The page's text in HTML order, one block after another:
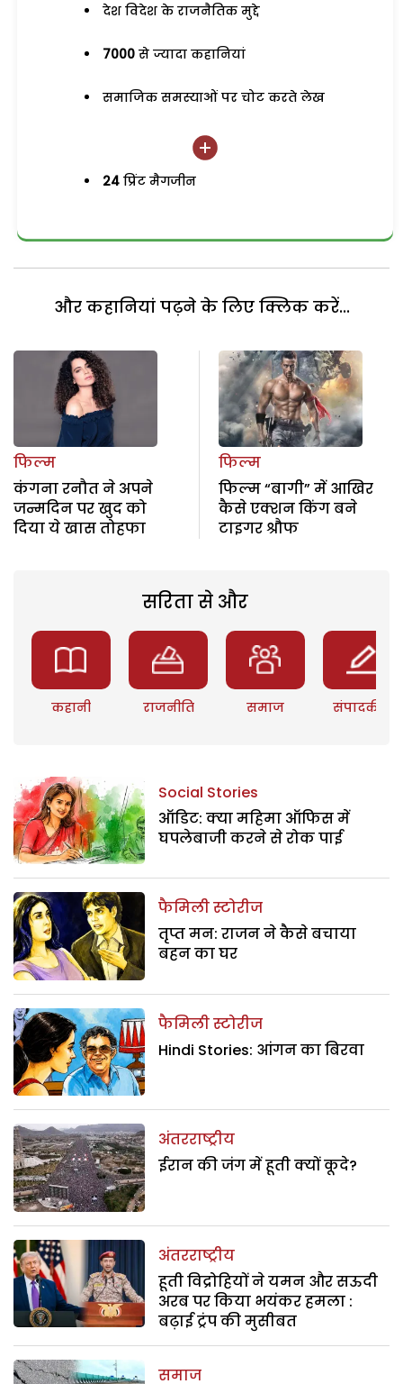
देश विदेश के राजनैतिक मुद्दे
7000 से ज्यादा कहानियां
समाजिक समस्याओं पर चोट करते लेख
24 प्रिंट मैगजीन
और कहानियां पढ़ने के लिए क्लिक करें...
फिल्म
कंगना रनौत ने अपने
जन्मदिन पर खुद को
दिया ये खास तोहफा
फिल्म
फिल्म “बागी” में आखिर
कैसे एक्शन किंग बने
टाइगर श्रौफ
सरिता से और
कहानी राजनीति समाज संपादकीय
Social Stories
ऑडिट: क्या महिमा ऑफिस में
घपलेबाजी करने से रोक पाई
फैमिली स्टोरीज
तृप्त मन: राजन ने कैसे बचाया
बहन का घर
फैमिली स्टोरीज
Hindi Stories: आंगन का बिरवा
अंतरराष्ट्रीय
ईरान की जंग में हूती क्यों कूदे?
अंतरराष्ट्रीय
हूती विद्रोहियों ने यमन और सऊदी
अरब पर किया भयंकर हमला :
बढ़ाई ट्रंप की मुसीबत
समाज